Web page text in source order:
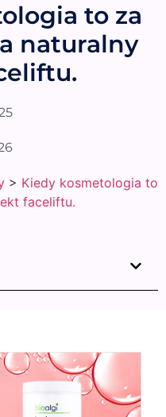
to za
naturalny
> Kiedy kosmetologia to
faceliftu.